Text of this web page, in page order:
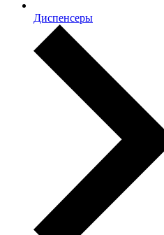
Диспенсеры